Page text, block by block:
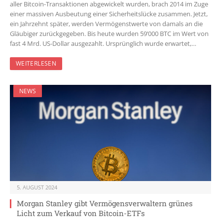
aller Bitcoin-Transaktionen abgewickelt wurden, brach 2014 im Zuge
einer massiven Ausbeutung einer Sicherheitslücke zusammen. Jetzt,
ein Jahrzehnt später, werden Vermögenstwerte von damals an die
Gläubiger zurückgegeben. Bis heute wurden 59’000 BTC im Wert von
fast 4 Mrd. US-Dollar ausgezahlt. Ursprünglich wurde erwartet,…
WEITERLESEN
NEWS
5. AUGUST 2024
Morgan Stanley gibt Vermögensverwaltern grünes
Licht zum Verkauf von Bitcoin-ETFs